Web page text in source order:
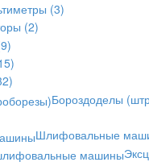
(3)
(2)
Бороздоделы
Шлифовальные